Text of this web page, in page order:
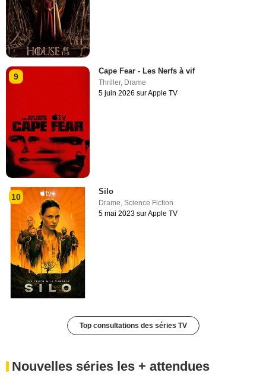
9
Cape Fear - Les Nerfs à vif
Thriller, Drame
5 juin 2026 sur Apple TV
10
Silo
Drame,Science Fiction
5 mai 2023 sur Apple TV
Top consultations des séries TV
Nouvelles séries les + attendues